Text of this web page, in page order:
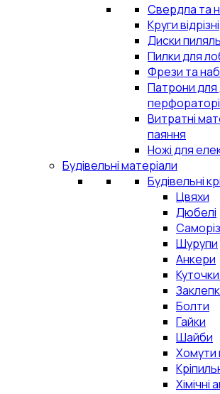
Свердла та
Круги відрізні
Диски
Пилки для
Фрези та
Патрони для
Витратні
паяння
Ножі для
Будівельні матеріали
Будівельні
Цвяхи
Дюбелі
Шурупи
Анкери
Куточки
Болти
Гайки
Шайби
Хомути
Хімічні